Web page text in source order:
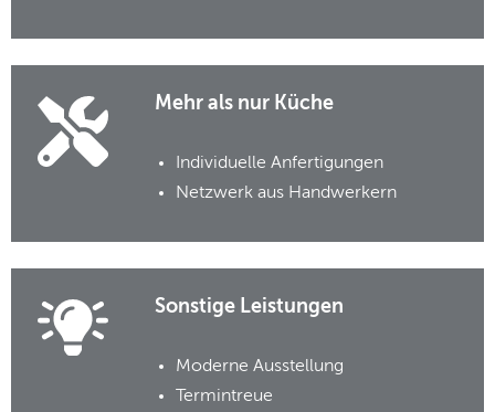
Mehr als nur Küche
Individuelle Anfertigungen
Netzwerk aus Handwerkern
Sonstige Leistungen
Moderne Ausstellung
Termintreue